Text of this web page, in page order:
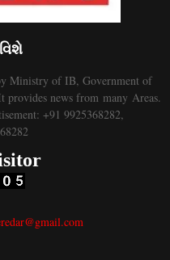
Ministry of IB, Government of
news from many Areas.
+91 9925368282,